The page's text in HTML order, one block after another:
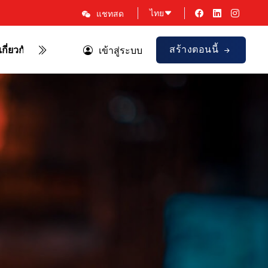
แชทสด ไทย
กี่ยวกับเรา โปรโมชั่นเข้าสู่ระบบ สร้างตอนนี้